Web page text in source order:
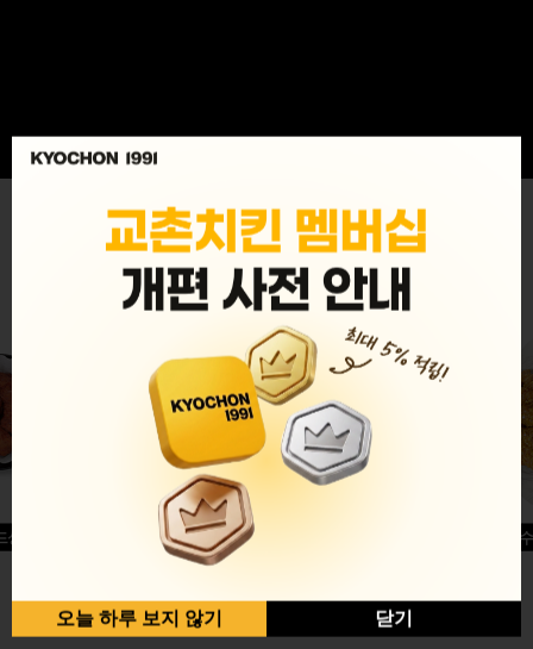
MENU
글윙
반반순살[레드+허니]
허니옥
오늘 하루 보지 않기 닫기